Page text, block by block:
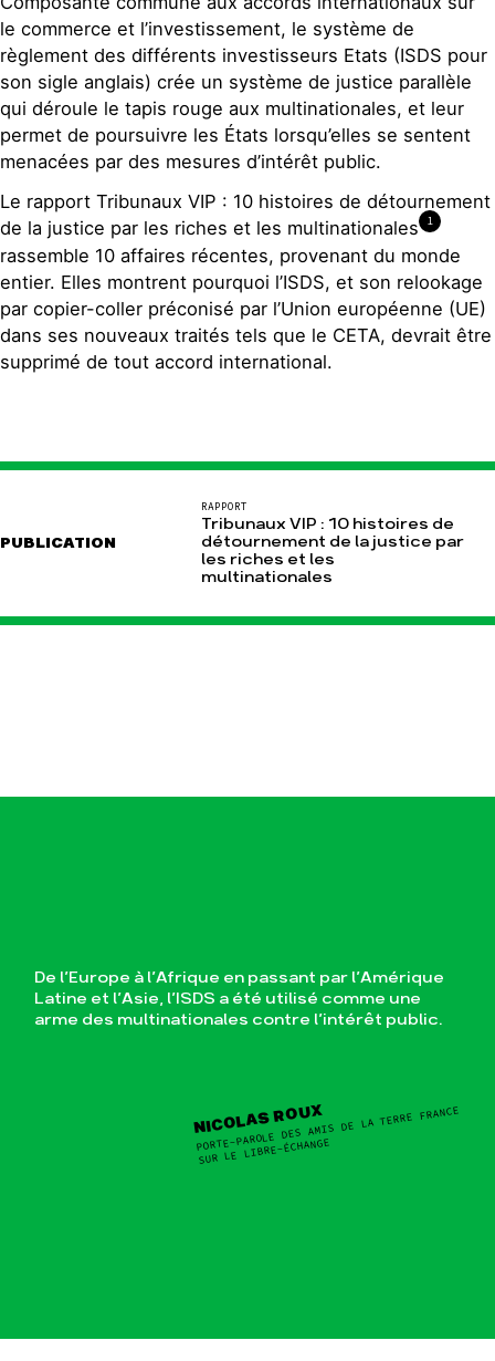
le commerce et l’investissement, le système de
règlement des différents investisseurs Etats (ISDS pour
son sigle anglais) crée un système de justice parallèle
qui déroule le tapis rouge aux multinationales, et leur
permet de poursuivre les États lorsqu’elles se sentent
menacées par des mesures d’intérêt public.
Le rapport Tribunaux VIP : 10 histoires de détournement
de la justice par les riches et les multinationales
1
rassemble 10 affaires récentes, provenant du monde
entier. Elles montrent pourquoi l’ISDS, et son relookage
par copier-coller préconisé par l’Union européenne (UE)
dans ses nouveaux traités tels que le CETA, devrait être
supprimé de tout accord international.
PUBLICATION
RAPPORT
Tribunaux VIP : 10 histoires de
détournement de la justice par
les riches et les
multinationales
De l’Europe à l’Afrique en passant par l’Amérique
Latine et l’Asie, l’ISDS a été utilisé comme une
arme des multinationales contre l’intérêt public.
NICOLAS ROUX
PORTE-PAROLE DES AMIS DE LA TERRE FRANCE
SUR LE LIBRE-ÉCHANGE